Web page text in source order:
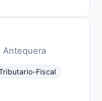
Antequera
Fiscal